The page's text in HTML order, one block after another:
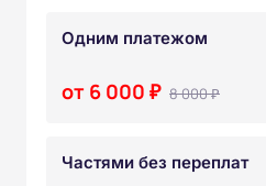
Одним платежом
от 6 000 ₽ 8 000 ₽
Частями без переплат